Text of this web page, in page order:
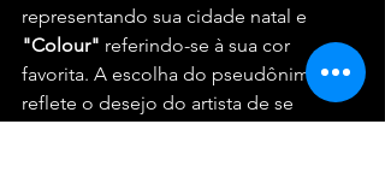
representando sua cidade natal e
"Colour" referindo-se à sua cor
favorita. A escolha do pseudônimo
reflete o desejo do artista de se